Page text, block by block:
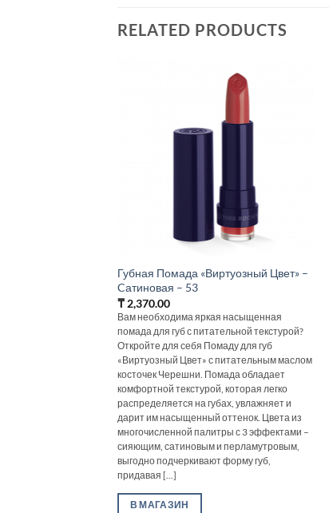
RELATED PRODUCTS
Губная Помада «Виртуозный Цвет» –
Cатиновая – 53
₸2,370.00
Вам необходима яркая насыщенная
помада для губ с питательной текстурой?
Откройте для себя Помаду для губ
«Виртуозный Цвет» с питательным маслом
косточек Черешни. Помада обладает
комфортной текстурой, которая легко
распределяется на губах, увлажняет и
дарит им насыщенный оттенок. Цвета из
многочисленной палитры с 3 эффектами –
сияющим, сатиновым и перламутровым,
выгодно подчеркивают форму губ,
придавая [...]
В МАГАЗИН